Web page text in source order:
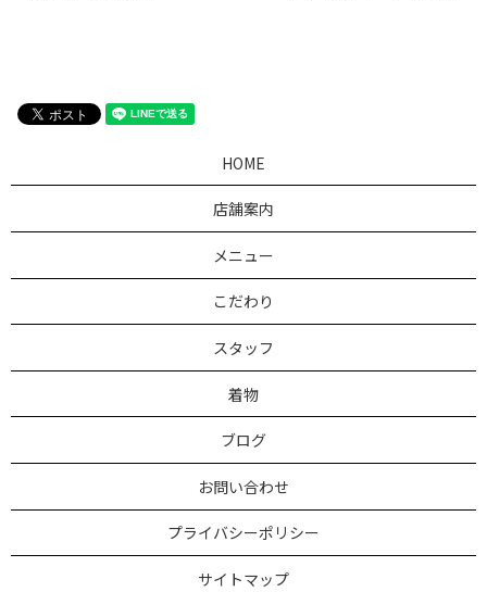
HOME
店舗案内
メニュー
こだわり
スタッフ
着物
ブログ
お問い合わせ
プライバシーポリシー
サイトマップ